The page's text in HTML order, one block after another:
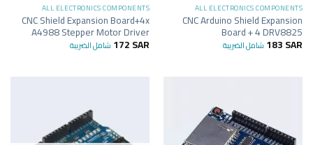
ALL ELECTRONICS COMPONENTS
CNC Arduino Shield Expansion
Board + 4 DRV8825
183SAR شامل الضريبة
ALL ELECTRONICS COMPONENTS
CNC Shield Expansion Board+4x
A4988 Stepper Motor Driver
172SAR شامل الضريبة